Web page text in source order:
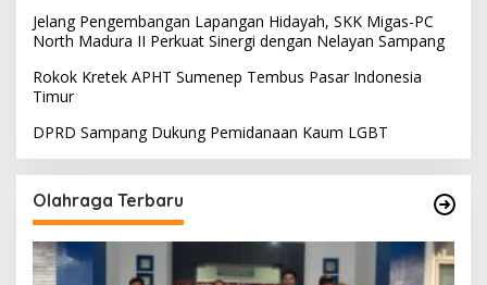
Jelang Pengembangan Lapangan Hidayah, SKK Migas-PC
North Madura II Perkuat Sinergi dengan Nelayan Sampang
Rokok Kretek APHT Sumenep Tembus Pasar Indonesia
Timur
DPRD Sampang Dukung Pemidanaan Kaum LGBT
Olahraga Terbaru